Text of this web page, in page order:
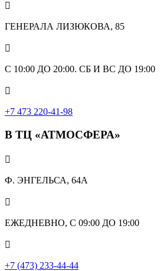

ГЕНЕРАЛА ЛИЗЮКОВА, 85

С 10:00 ДО 20:00. СБ И ВС ДО 19:00

+7 473 220-41-98
В ТЦ «АТМОСФЕРА»

Ф. ЭНГЕЛЬСА, 64А

ЕЖЕДНЕВНО, С 09:00 ДО 19:00

+7 (473) 233-44-44